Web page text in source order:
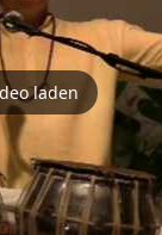
laden